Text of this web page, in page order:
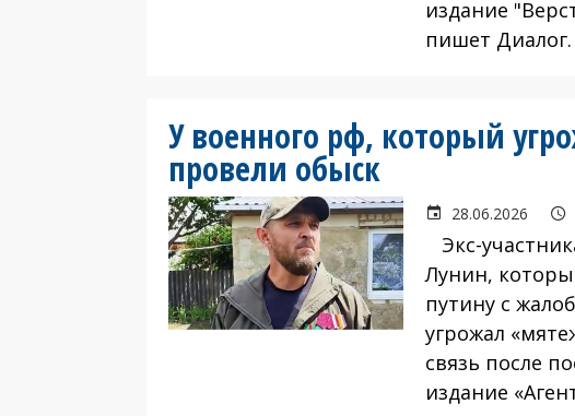
издание
пишет Диалог.
У военного рф, который
провели обыск
28.06.2026
Экс-
Лунин,
путину с
угрожал
связь после
издание